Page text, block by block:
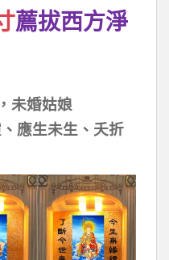
薦拔西方淨
未婚姑娘
應生未生、夭折